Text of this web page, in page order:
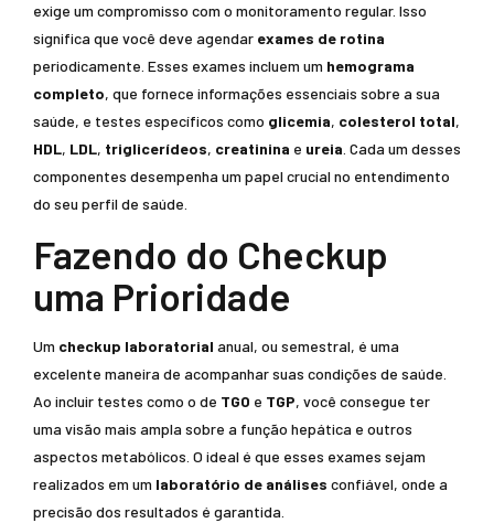
exige um compromisso com o monitoramento regular. Isso
significa que você deve agendar exames de rotina
periodicamente. Esses exames incluem um hemograma
completo, que fornece informações essenciais sobre a sua
saúde, e testes específicos como glicemia, colesterol total,
HDL, LDL, triglicerídeos, creatinina e ureia . Cada um desses
componentes desempenha um papel crucial no entendimento
do seu perfil de saúde.
Fazendo do Checkup
uma Prioridade
Um checkup laboratorial anual, ou semestral, é uma
excelente maneira de acompanhar suas condições de saúde.
Ao incluir testes como o de TGO e TGP, você consegue ter
uma visão mais ampla sobre a função hepática e outros
aspectos metabólicos. O ideal é que esses exames sejam
realizados em um laboratório de análises confiável, onde a
precisão dos resultados é garantida.